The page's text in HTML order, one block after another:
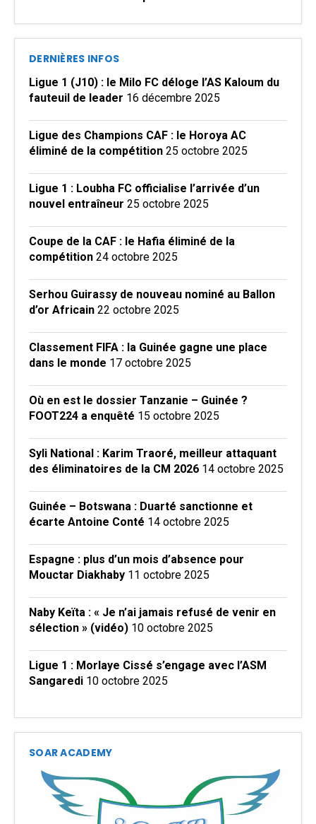
DERNIÈRES INFOS
Ligue 1 (J10) : le Milo FC déloge l’AS Kaloum du
fauteuil de leader 16 décembre 2025
Ligue des Champions CAF : le Horoya AC
éliminé de la compétition 25 octobre 2025
Ligue 1 : Loubha FC officialise l’arrivée d’un
nouvel entraîneur 25 octobre 2025
Coupe de la CAF : le Hafia éliminé de la
compétition 24 octobre 2025
Serhou Guirassy de nouveau nominé au Ballon
d’or Africain 22 octobre 2025
Classement FIFA : la Guinée gagne une place
dans le monde 17 octobre 2025
Où en est le dossier Tanzanie – Guinée ?
FOOT224 a enquêté 15 octobre 2025
Syli National : Karim Traoré, meilleur attaquant
des éliminatoires de la CM 2026 14 octobre 2025
Guinée – Botswana : Duarté sanctionne et
écarte Antoine Conté 14 octobre 2025
Espagne : plus d’un mois d’absence pour
Mouctar Diakhaby 11 octobre 2025
Naby Keïta : « Je n’ai jamais refusé de venir en
sélection » (vidéo) 10 octobre 2025
Ligue 1 : Morlaye Cissé s’engage avec l’ASM
Sangaredi 10 octobre 2025
SOAR ACADEMY